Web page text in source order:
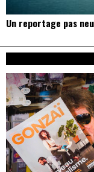
Un reportage pas